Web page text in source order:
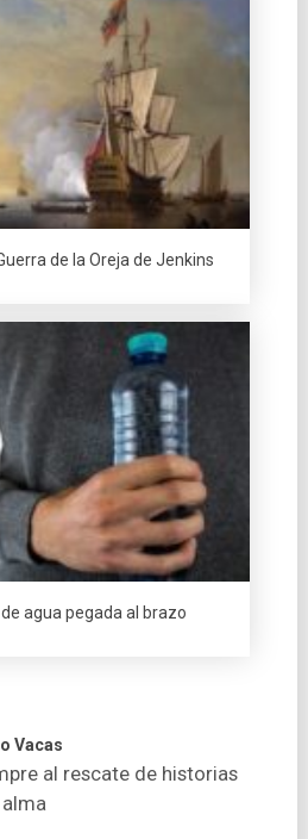
de la Oreja de Jenkins
agua pegada al brazo
Vacas
al rescate de historias